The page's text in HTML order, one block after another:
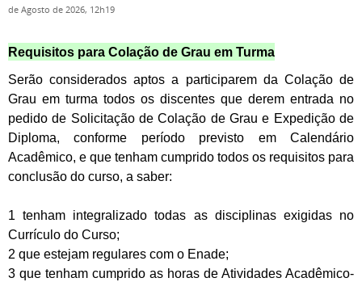
de Agosto de 2026, 12h19
Requisitos para Colação de Grau em Turma
Serão considerados aptos a participarem da Colação de
Grau em turma todos os discentes que derem entrada no
pedido de Solicitação de Colação de Grau e Expedição de
Diploma, conforme período previsto em Calendário
Acadêmico, e que tenham cumprido todos os requisitos para
conclusão do curso, a saber:
1 tenham integralizado todas as disciplinas exigidas no
Currículo do Curso;
2 que estejam regulares com o Enade;
3 que tenham cumprido as horas de Atividades Acadêmico-